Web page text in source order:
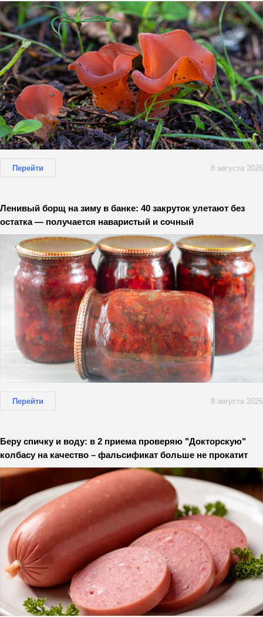
Перейти 8 августа 2026
Ленивый борщ на зиму в банке: 40 закруток улетают без
остатка — получается наваристый и сочный
Перейти 8 августа 2026
Беру спичку и воду: в 2 приема проверяю "Докторскую"
колбасу на качество – фальсификат больше не прокатит